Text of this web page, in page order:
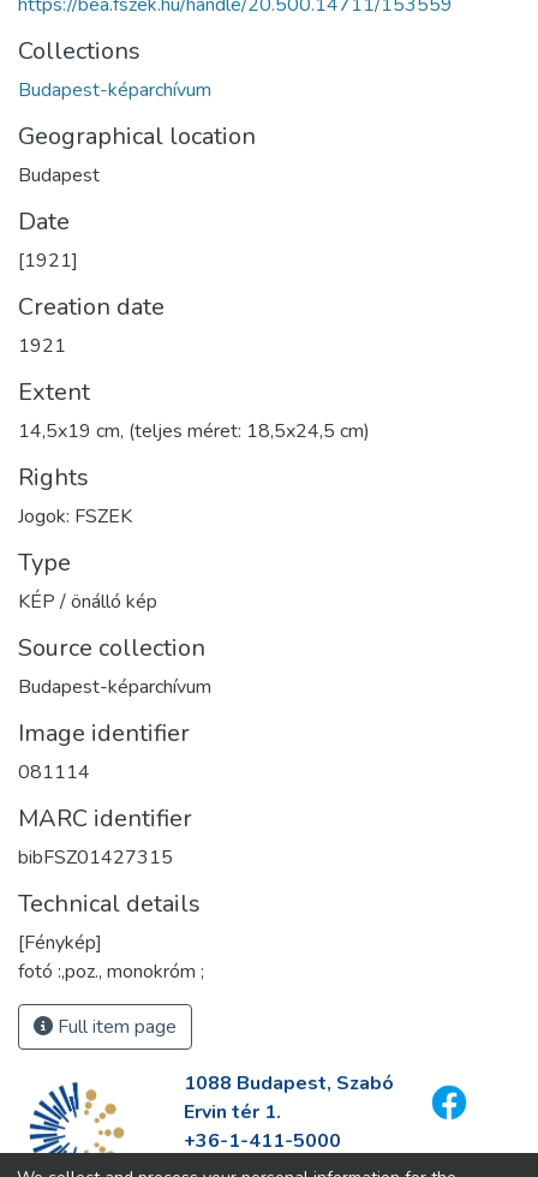
Collections
Budapest-képarchívum
Geographical location
Budapest
Date
[1921]
Creation date
1921
Extent
14,5x19 cm, (teljes méret: 18,5x24,5 cm)
Rights
Jogok: FSZEK
Type
KÉP / önálló kép
Source collection
Budapest-képarchívum
Image identifier
081114
MARC identifier
bibFSZ01427315
Technical details
[Fénykép]
fotó :,poz., monokróm ;
Full item page
1088 Budapest, Szabó
Ervin tér 1.
+36-1-411-5000
info@fszek.hu